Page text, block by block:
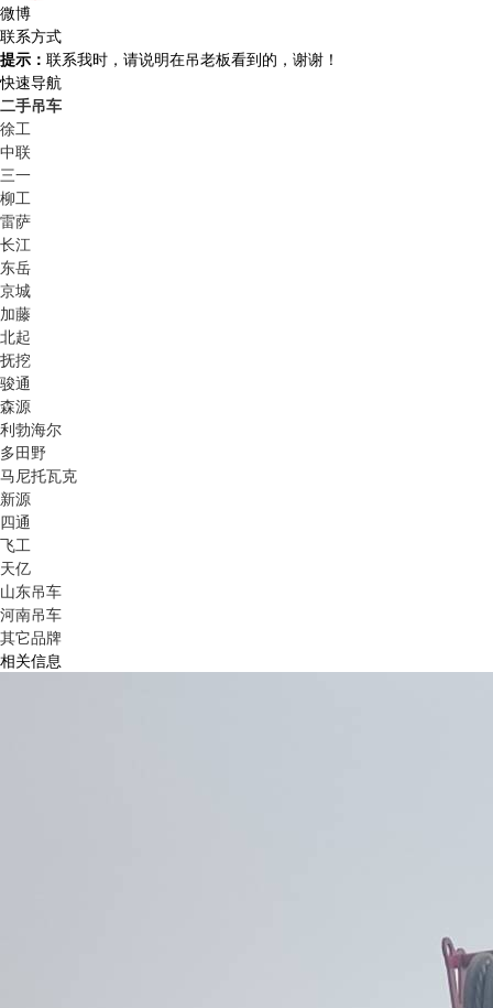
微博
联系方式
提示： 联系我时，请说明在吊老板看到的，谢谢！
快速导航
二手吊车
徐工
中联
三一
柳工
雷萨
长江
东岳
京城
加藤
北起
抚挖
骏通
森源
利勃海尔
多田野
马尼托瓦克
新源
四通
飞工
天亿
山东吊车
河南吊车
其它品牌
相关信息